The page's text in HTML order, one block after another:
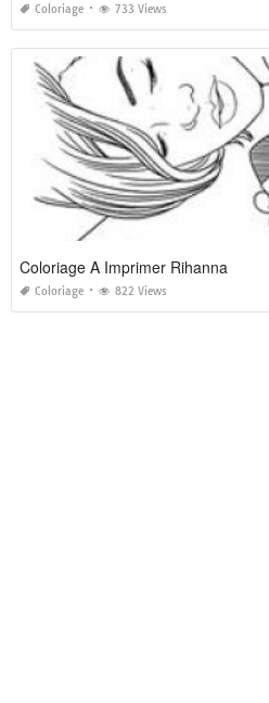
Coloriage 733 Views
Coloriage A Imprimer Rihanna
Coloriage 822 Views